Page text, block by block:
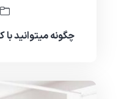
چگونه میتوانید